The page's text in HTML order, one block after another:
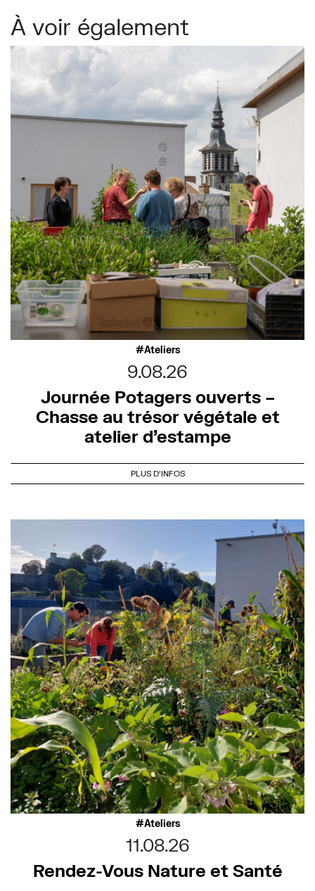
À voir également
Ateliers
9.08.26
Journée Potagers ouverts –
Chasse au trésor végétale et
atelier d’estampe
PLUS D'INFOS
Ateliers
11.08.26
Rendez-Vous Nature et Santé